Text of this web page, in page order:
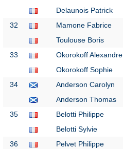
Delaunois Patrick
32
Mamone Fabrice
Toulouse Boris
33
Okorokoff Alexandre
Okorokoff Sophie
34
Anderson Carolyn
Anderson Thomas
35
Belotti Philippe
Belotti Sylvie
36
Pelvet Philippe